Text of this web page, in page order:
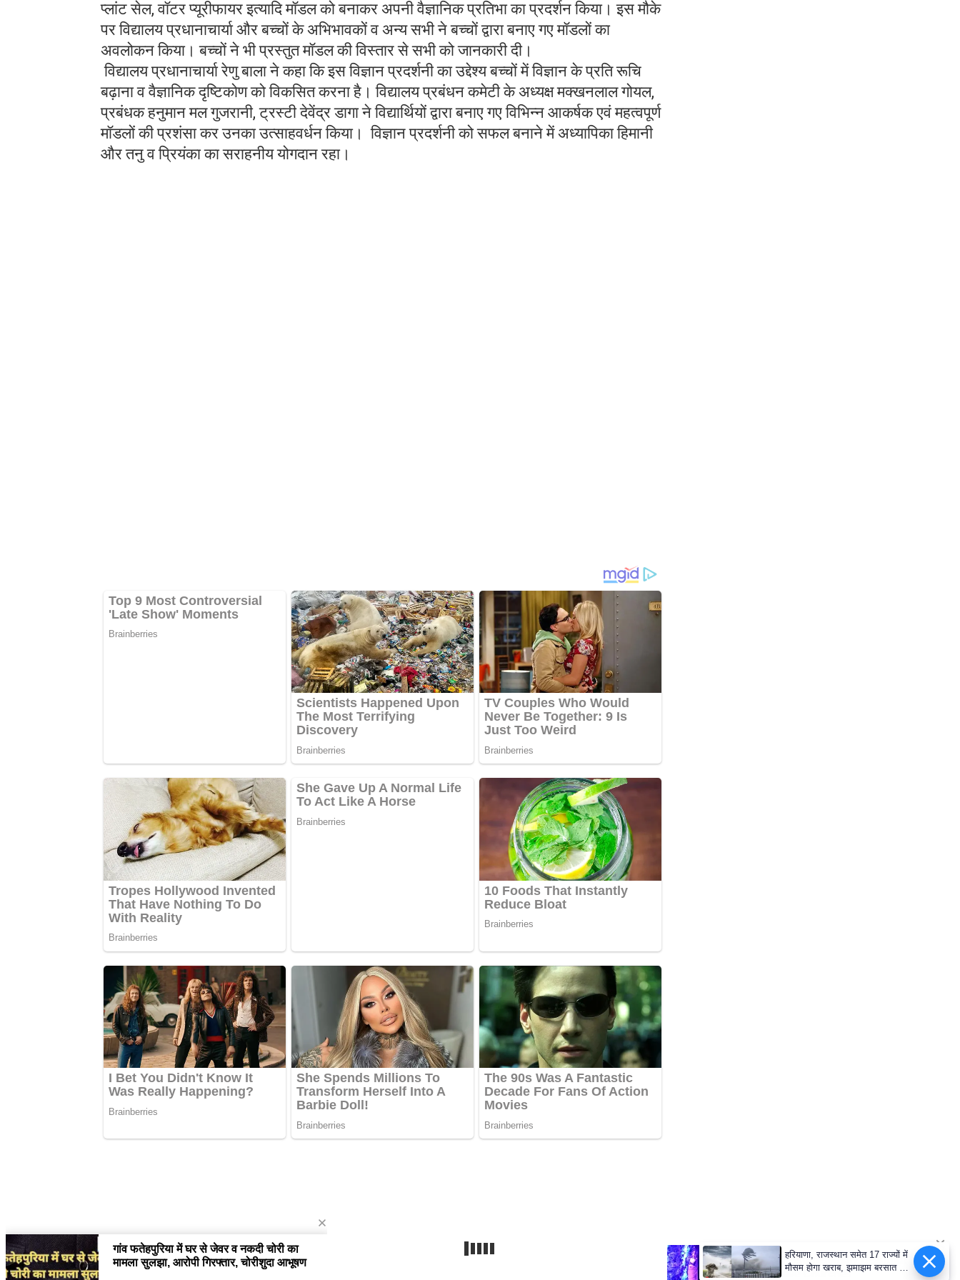
प्लांट सेल, वॉटर प्यूरीफायर इत्यादि मॉडल को बनाकर अपनी वैज्ञानिक प्रतिभा का प्रदर्शन किया। इस मौके
पर विद्यालय प्रधानाचार्या और बच्चों के अभिभावकों व अन्य सभी ने बच्चों द्वारा बनाए गए मॉडलों का
अवलोकन किया। बच्चों ने भी प्रस्तुत मॉडल की विस्तार से सभी को जानकारी दी।
विद्यालय प्रधानाचार्या रेणु बाला ने कहा कि इस विज्ञान प्रदर्शनी का उद्देश्य बच्चों में विज्ञान के प्रति रूचि
बढ़ाना व वैज्ञानिक दृष्टिकोण को विकसित करना है। विद्यालय प्रबंधन कमेटी के अध्यक्ष मक्खनलाल गोयल,
प्रबंधक हनुमान मल गुजरानी, ट्रस्टी देवेंद्र डागा ने विद्यार्थियों द्वारा बनाए गए विभिन्न आकर्षक एवं महत्वपूर्ण
मॉडलों की प्रशंसा कर उनका उत्साहवर्धन किया। विज्ञान प्रदर्शनी को सफल बनाने में अध्यापिका हिमानी
और तनु व प्रियंका का सराहनीय योगदान रहा।
हरियाणा, राजस्थान समेत 17 राज्यों में
मौसम होगा खराब, झमाझम बरसात का